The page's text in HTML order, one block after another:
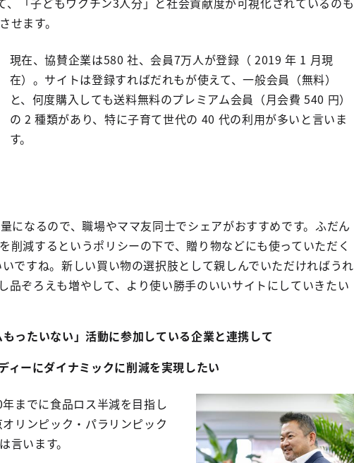
せます。
現在、協賛企業は580 社、会員7万人が登録（ 2019 年 1 月現
在）。サイトは登録すればだれもが使えて、一般会員（無料）
と、何度購入しても送料無料のプレミアム会員（月会費 540 円）
の 2 種類があり、特に子育て世代の 40 代の利用が多いと言いま
す。
になるので、職場やママ友同士でシェアがおすすめです。ふだん
削減するというポリシーの下で、贈り物などにも使っていただく
ですね。新しい買い物の選択肢として親しんでいただければうれ
品ぞろえも増やして、より使い勝手のいいサイトにしていきたい
ったいない」活動に参加している企業と連携して
ィーにダイナミックに削減を実現したい
までに食品ロス半減を目指し
リンピック・パラリンピック
言います。